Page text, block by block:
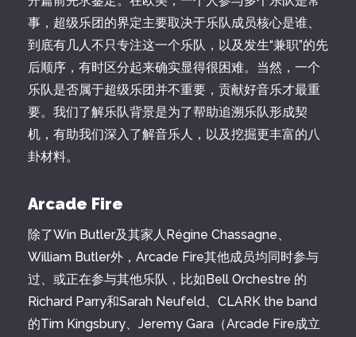
事，超级乐团的界定主要取决于乐队成员核心是谁、
到底有几人不只专注这一个乐队，以及发生“兼职”的先
后顺序，有时区分起来确实显得很困难。当然，一个
乐队是否属于超级乐团并不重要，贡献好音乐才最重
要。我们了解乐队背景是为了帮助追溯乐队形成契
机，有助我们深入了解音乐人，以及挖掘更丰富的八
卦材料。
Arcade Fire
除了Win Butler及其家人Régine Chassagne、
William Butler外，Arcade Fire其他成员均同时参与
过、或正在参与其他乐队，比如Bell Orchestre 的
Richard Parry和Sarah Neufeld、CLARK the band
的Tim Kingsbury、Jeremy Gara（Arcade Fire成立